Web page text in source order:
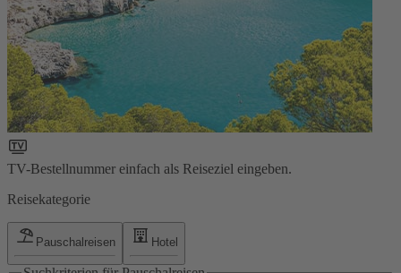
TV-Bestellnummer einfach als Reiseziel eingeben.
Reisekategorie
Pauschalreisen Hotel